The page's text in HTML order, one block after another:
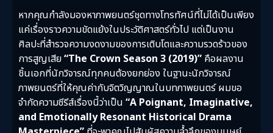
หากคุณกำลังมองหาภาพยนตร์ชุดทางโทรทัศน์ที่ไม่ได้เป็นเพียง
แค่เรื่องราวความขัดแย้งในประวัติศาสตร์ทั่วไป แต่เป็นงาน
ศิลปะที่สำรวจความงดงามของการเติบโตและความรวดร้าวของ
การสูญเสีย“The Crown Season 3 (2019)” คือผลงาน
ชิ้นเอกที่นักวิจารณ์ทุกคนต้องยกย่อง ในฐานะนักวิจารณ์
ภาพยนตร์ที่ให้คุณค่ากับจิตวิญญาณในบทภาพยนตร์ ผมขอ
จำกัดความซีรีส์เรื่องนี้ว่าเป็น “A Poignant, Imaginative,
and Emotionally Resonant Historical Drama